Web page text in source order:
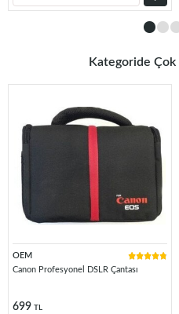
Kategoride Çok
OEM
Canon Profesyonel DSLR Çantası
699 TL